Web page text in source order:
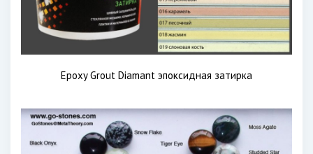
Epoxy Grout Diamant эпоксидная затирка